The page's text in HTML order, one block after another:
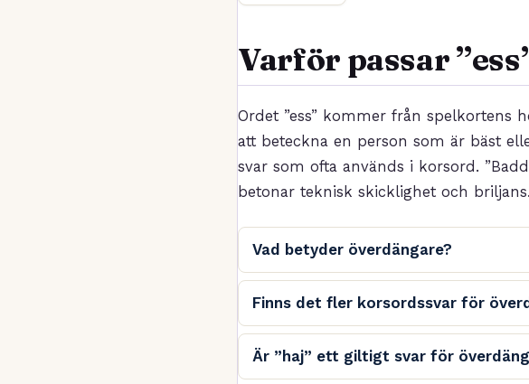
Varför passar
Ordet ”ess” kommer från
att beteckna en person som är bäst
svar som ofta används i korsord.
betonar teknisk skicklighet och briljans.
Vad betyder överdängare?
Finns det fler korsordssvar för
Är ”haj” ett giltigt svar för